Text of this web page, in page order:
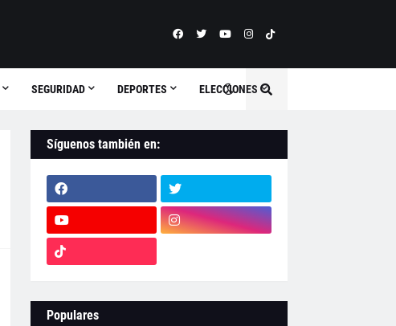
SEGURIDAD DEPORTES ELECCIONES
Síguenos también en:
Populares